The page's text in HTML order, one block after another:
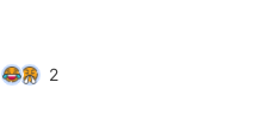
2